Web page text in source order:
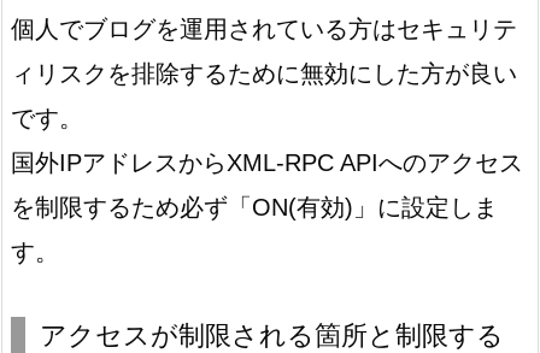
個人でブログを運用されている方はセキュリテ
ィリスクを排除するために無効にした方が良い
です。
国外IPアドレスからXML-RPC APIへのアクセス
を制限するため必ず「ON(有効)」に設定しま
す。
アクセスが制限される箇所と制限する